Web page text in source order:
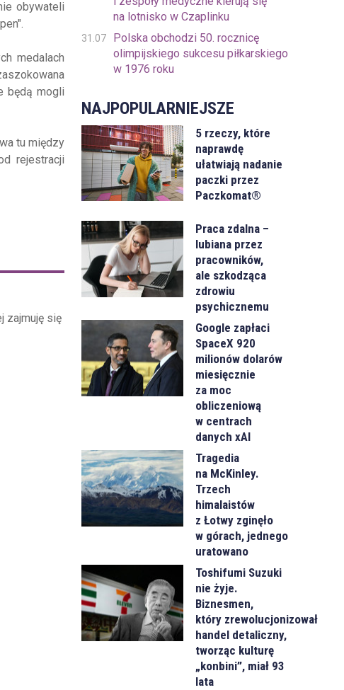
obywateli
".
medalach
będą mogli
tu między
rejestracji
zajmuję się
na lotnisko w Czaplinku
31.07
Polska obchodzi 50. rocznicę
olimpijskiego sukcesu piłkarskiego
w 1976 roku
NAJPOPULARNIEJSZE
5 rzeczy, które
naprawdę
ułatwiają nadanie
paczki przez
Paczkomat®
Praca zdalna –
lubiana przez
pracowników,
ale szkodząca
zdrowiu
psychicznemu
Google zapłaci
SpaceX 920
milionów dolarów
miesięcznie
za moc
obliczeniową
w centrach
danych xAI
Tragedia
na McKinley.
Trzech
himalaistów
z Łotwy zginęło
w górach, jednego
uratowano
Toshifumi Suzuki
nie żyje.
Biznesmen,
który zrewolucjonizował
handel detaliczny,
tworząc kulturę
„konbini”, miał 93
lata